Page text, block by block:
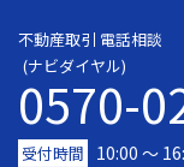
不動産取引 電話相談
(ナビダイヤル)
0570-
受付時間 10:00 ～